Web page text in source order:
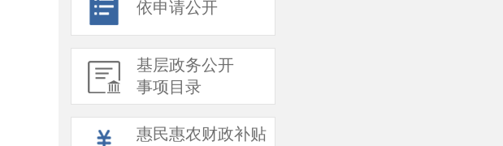
依申请公开
基层政务公开
事项目录
惠民惠农财政补贴